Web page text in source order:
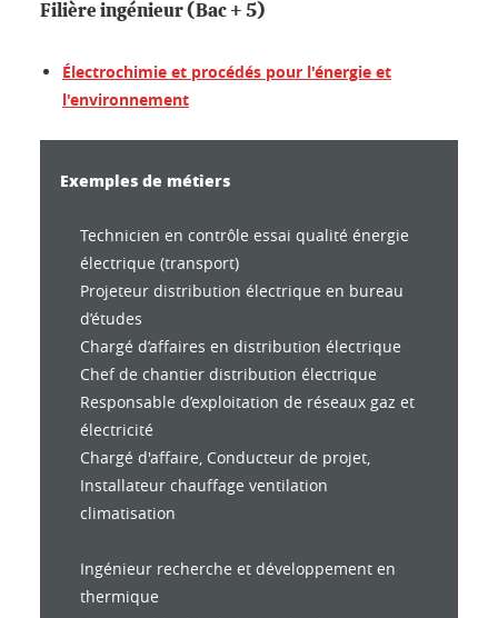
Filière ingénieur (Bac + 5)
Électrochimie et procédés pour l'énergie et
l'environnement
Exemples de métiers
Technicien en contrôle essai qualité énergie
électrique (transport)
Projeteur distribution électrique en bureau
d’études
Chargé d’affaires en distribution électrique
Chef de chantier distribution électrique
Responsable d’exploitation de réseaux gaz et
électricité
Chargé d'affaire, Conducteur de projet,
Installateur chauffage ventilation
climatisation
Ingénieur recherche et développement en
thermique